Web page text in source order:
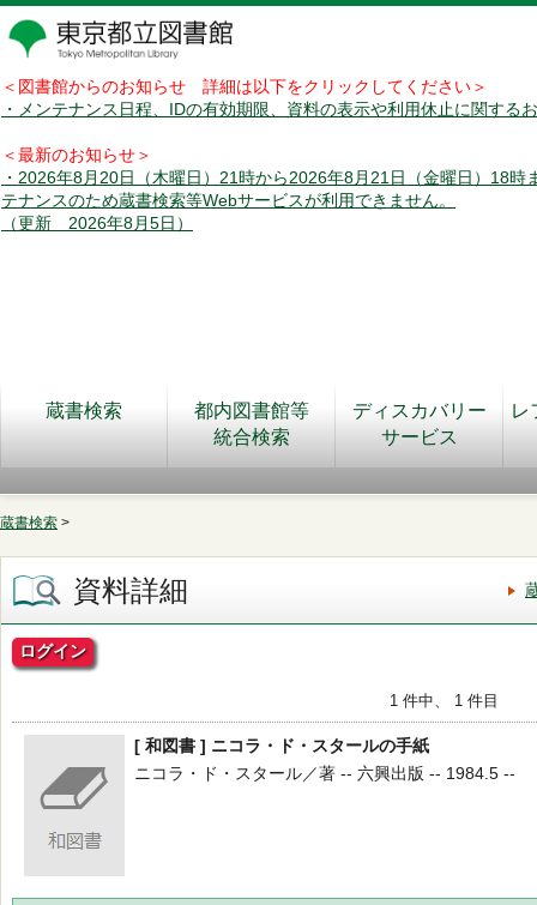
＜図書館からのお知らせ 詳細は以下をクリックしてください＞
・メンテナンス日程、IDの有効期限、資料の表示や利用休止に関する
＜最新のお知らせ＞
・2026年8月20日（木曜日）21時から2026年8月21日（金曜日）18時
テナンスのため蔵書検索等Webサービスが利用できません。
（更新 2026年8月5日）
蔵書検索
都内図書館等
統合検索
ディスカバリー
サービス
レ
蔵書検索 >
資料詳細
ログイン
1 件中、 1 件目
[ 和図書 ] ニコラ・ド・スタールの手紙
ニコラ・ド・スタール／著 -- 六興出版 -- 1984.5 --